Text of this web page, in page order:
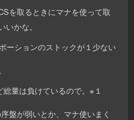
を取るときにマナを使って取
かな。
ーションのストックが１少ない
量は負けているので。※１
盤が弱いとか、マナ使いまく